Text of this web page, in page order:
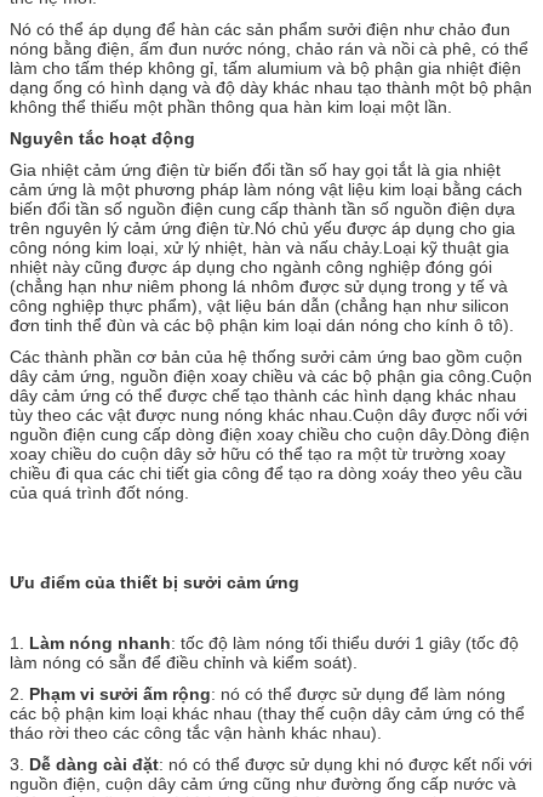
Nó có thể áp dụng để hàn các sản phẩm sưởi điện như chảo đun
nóng bằng điện, ấm đun nước nóng, chảo rán và nồi cà phê, có thể
làm cho tấm thép không gỉ, tấm alumium và bộ phận gia nhiệt điện
dạng ống có hình dạng và độ dày khác nhau tạo thành một bộ phận
không thể thiếu một phần thông qua hàn kim loại một lần.
Nguyên tắc hoạt động
Gia nhiệt cảm ứng điện từ biến đổi tần số hay gọi tắt là gia nhiệt
cảm ứng là một phương pháp làm nóng vật liệu kim loại bằng cách
biến đổi tần số nguồn điện cung cấp thành tần số nguồn điện dựa
trên nguyên lý cảm ứng điện từ.Nó chủ yếu được áp dụng cho gia
công nóng kim loại, xử lý nhiệt, hàn và nấu chảy.Loại kỹ thuật gia
nhiệt này cũng được áp dụng cho ngành công nghiệp đóng gói
(chẳng hạn như niêm phong lá nhôm được sử dụng trong y tế và
công nghiệp thực phẩm), vật liệu bán dẫn (chẳng hạn như silicon
đơn tinh thể đùn và các bộ phận kim loại dán nóng cho kính ô tô).
Các thành phần cơ bản của hệ thống sưởi cảm ứng bao gồm cuộn
dây cảm ứng, nguồn điện xoay chiều và các bộ phận gia công.Cuộn
dây cảm ứng có thể được chế tạo thành các hình dạng khác nhau
tùy theo các vật được nung nóng khác nhau.Cuộn dây được nối với
nguồn điện cung cấp dòng điện xoay chiều cho cuộn dây.Dòng điện
xoay chiều do cuộn dây sở hữu có thể tạo ra một từ trường xoay
chiều đi qua các chi tiết gia công để tạo ra dòng xoáy theo yêu cầu
của quá trình đốt nóng.
Ưu điểm của thiết bị sưởi cảm ứng
1. Làm nóng nhanh: tốc độ làm nóng tối thiểu dưới 1 giây (tốc độ
làm nóng có sẵn để điều chỉnh và kiểm soát).
2. Phạm vi sưởi ấm rộng: nó có thể được sử dụng để làm nóng
các bộ phận kim loại khác nhau (thay thế cuộn dây cảm ứng có thể
tháo rời theo các công tắc vận hành khác nhau).
3. Dễ dàng cài đặt: nó có thể được sử dụng khi nó được kết nối với
nguồn điện, cuộn dây cảm ứng cũng như đường ống cấp nước và